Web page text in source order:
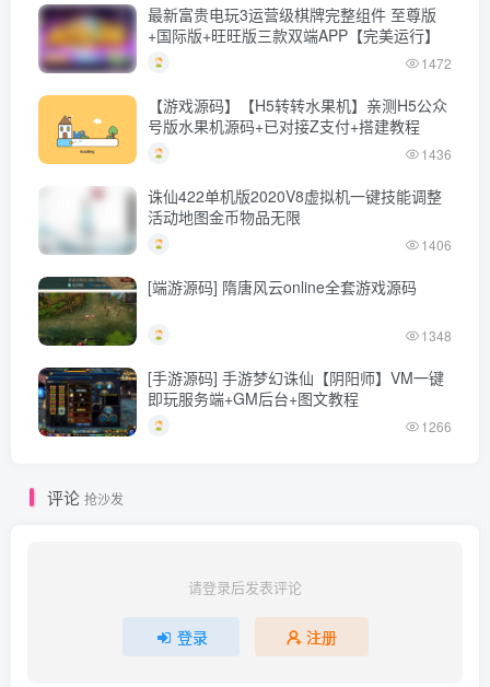
最新富贵电玩3运营级棋牌完整组件 至尊版
+国际版+旺旺版三款双端APP【完美运行】
1472
【游戏源码】【H5转转水果机】亲测H5公众
号版水果机源码+已对接Z支付+搭建教程
1436
诛仙422单机版2020V8虚拟机一键技能调整
活动地图金币物品无限
1406
[端游源码] 隋唐风云online全套游戏源码
1348
[手游源码] 手游梦幻诛仙【阴阳师】VM一键
即玩服务端+GM后台+图文教程
1266
评论 抢沙发
请登录后发表评论
登录 注册